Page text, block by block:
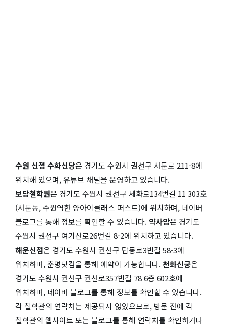
수원 신점 수화신당은 경기도 수원시 권선구 서둔로 211-8에
위치해 있으며, 유튜브 채널을 운영하고 있습니다.
보담철학원은 경기도 수원시 권선구 세화로134번길 11 303호
(서둔동, 수원역한 양아이클래스 퍼스트)에 위치하며, 네이버
블로그를 통해 정보를 확인할 수 있습니다. 약사암은 경기도
수원시 권선구 여기산로26번길 8-2에 위치하고 있습니다.
해운신점은 경기도 수원시 권선구 탑동로3번길 58-3에
위치하며, 춘명닷컴을 통해 예약이 가능합니다. 천화신궁은
경기도 수원시 권선구 권선로357번길 78 6층 602호에
위치하며, 네이버 블로그를 통해 정보를 확인할 수 있습니다.
각 철학관의 연락처는 제공되지 않았으므로, 방문 전에 각
철학관의 웹사이트 또는 블로그를 통해 연락처를 확인하거나